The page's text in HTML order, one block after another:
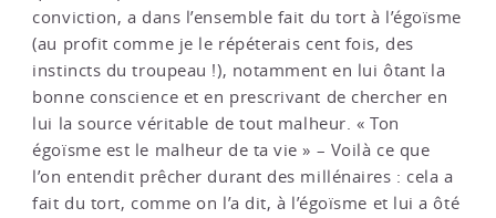
conviction, a dans l’ensemble fait du tort à l’égoïsme
(au profit comme je le répéterais cent fois, des
instincts du troupeau !), notamment en lui ôtant la
bonne conscience et en prescrivant de chercher en
lui la source véritable de tout malheur. « Ton
égoïsme est le malheur de ta vie » – Voilà ce que
l’on entendit prêcher durant des millénaires : cela a
fait du tort, comme on l’a dit, à l’égoïsme et lui a ôté